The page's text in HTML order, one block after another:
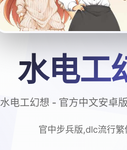
水电工
水电工幻想 - 官方中文安卓
官中步兵版,dlc流行繁